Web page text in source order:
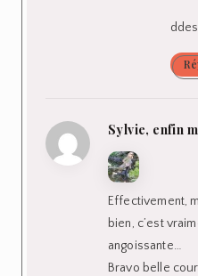
Sylvie, enfin
Effectivement,
bien, c’est
angoissante…
Bravo belle